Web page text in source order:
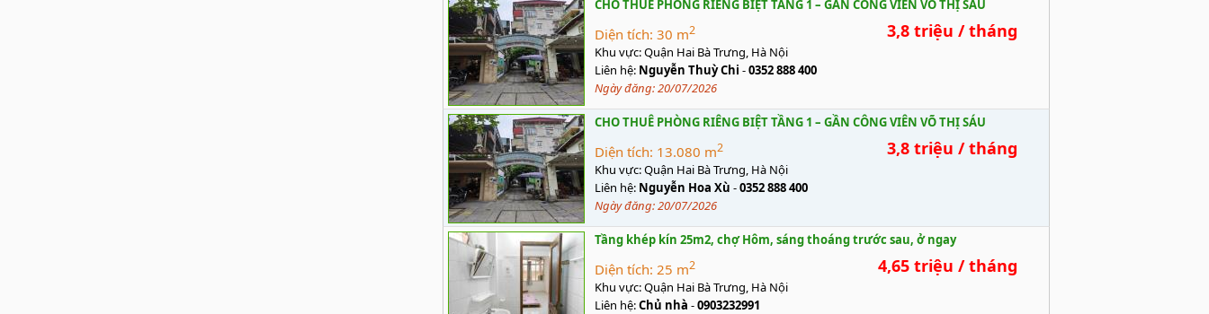
CHO THUÊ PHÒNG RIÊNG BIỆT TẦNG 1 – GẦN CÔNG VIÊN VÕ THỊ SÁU
Diện tích: 30 m2 3,8 triệu / tháng
Khu vực:Quận Hai Bà Trưng, Hà Nội
Liên hệ: Nguyễn Thuỳ Chi -0352 888 400
Ngày đăng:20/07/2026
CHO THUÊ PHÒNG RIÊNG BIỆT TẦNG 1 – GẦN CÔNG VIÊN VÕ THỊ SÁU
Diện tích: 13.080 m2 3,8 triệu / tháng
Khu vực:Quận Hai Bà Trưng, Hà Nội
Liên hệ: Nguyễn Hoa Xù -0352 888 400
Ngày đăng:20/07/2026
Tầng khép kín 25m2, chợ Hôm, sáng thoáng trước sau, ở ngay
Diện tích: 25 m2 4,65 triệu / tháng
Khu vực:Quận Hai Bà Trưng, Hà Nội
Liên hệ:Chủ nhà -0903232991